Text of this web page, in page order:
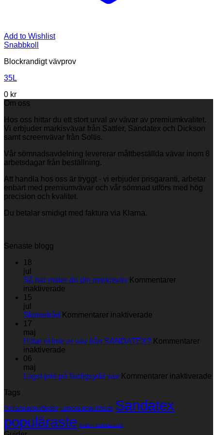
Add to Wishlist
Snabbkoll
Blockrandigt vävprov
35L
0 kr
Om oss
Hos oss hittar du ett stort urval av vävar av premiumkvalitet.
Vi erbjuder markisvävar från Sattler, Sandatex och Dickson
samt screenvävar från Soltis.
Vår sömnadsavdelning levererar måttbeställda vävar inom 8
arbetsdagar från beställning.
Att handla hos oss är tryggt - vi erbjuder prisgaranti, arbetar
enbart med premiumvävar och vår sömnad utförs med hög
precision och kvalitet.
Du betalar smidigt med faktura via Klarna.
Senaste blogg
18
jul
Så här mäter du din markisväv Kommentarer
inaktiverade
mäter
markisväv
15
jul
Skötselråd Kommentarer inaktiverade
17
maj
Hittar ni inte er väv från SANDATEX? Kommentarer
inaktiverade
inte
SANDATEX?
06
maj
Lägst pris på färdigsydd väv Kommentarer inaktiverade
Tags
Dickson populäraste Lumera populäraste Sandatex
populäraste Sattler populäraste